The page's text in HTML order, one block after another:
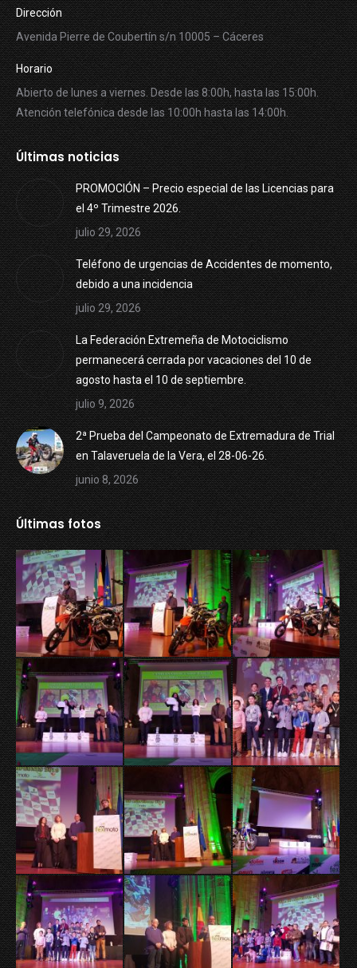
Dirección
Avenida Pierre de Coubertín s/n 10005 – Cáceres
Horario
Abierto de lunes a viernes. Desde las 8:00h, hasta las 15:00h.
Atención telefónica desde las 10:00h hasta las 14:00h.
Últimas noticias
PROMOCIÓN – Precio especial de las Licencias para
el 4º Trimestre 2026.
julio 29, 2026
Teléfono de urgencias de Accidentes de momento,
debido a una incidencia
julio 29, 2026
La Federación Extremeña de Motociclismo
permanecerá cerrada por vacaciones del 10 de
agosto hasta el 10 de septiembre.
julio 9, 2026
2ª Prueba del Campeonato de Extremadura de Trial
en Talaveruela de la Vera, el 28-06-26.
junio 8, 2026
Últimas fotos